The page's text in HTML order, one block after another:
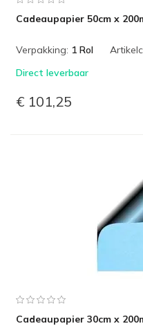
Cadeaupapier 50cm x
Verpakking: 1 Rol
Direct leverbaar
€ 101,25
Cadeaupapier 30cm x